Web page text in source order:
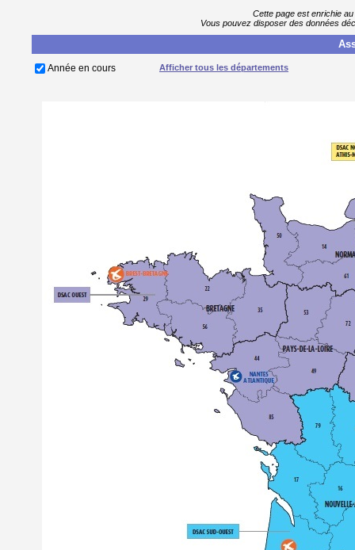
Cette page est enrichie
Vous pouvez disposer des données
Année en cours Afficher tous les départements